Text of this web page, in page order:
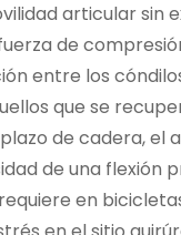
articular sin
de
entre los
que se
de cadera, el
de una flexión
en